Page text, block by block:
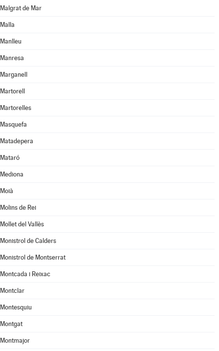
Malgrat de Mar
Malla
Manlleu
Manresa
Marganell
Martorell
Martorelles
Masquefa
Matadepera
Mataró
Mediona
Moià
Molins de Rei
Mollet del Vallès
Monistrol de Calders
Monistrol de Montserrat
Montcada i Reixac
Montclar
Montesquiu
Montgat
Montmajor